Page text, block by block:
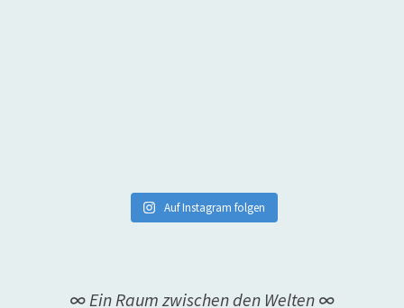
Auf Instagram folgen
∞ Ein Raum zwischen den Welten ∞